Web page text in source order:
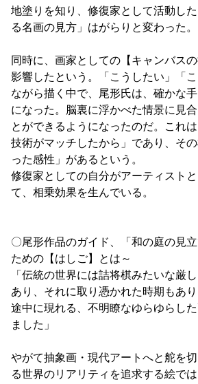
地塗りを知り、修復家として活動し
る名画の見方」はがらりと変わった。
同時に、画家としての【キャンバス
影響したという。「こうしたい」「
ながら描く中で、尾形氏は、確かな
になった。脳裏に浮かべた情景に見
とができるようになったのだ。これ
技術がマッチしたから」であり、そ
った感性」があるという。
修復家としての自分がアーティスト
て、相乗効果を生んでいる。
〇尾形作品のガイド、「和の庭の見
ための【はしご】とは～
「伝統の世界には詰将棋みたいな厳
あり、それに取り憑かれた時期もあ
途中に現れる、不明瞭なゆらゆらし
ました」
やがて抽象画・現代アートへと舵を
る世界のリアリティを追求する絵で